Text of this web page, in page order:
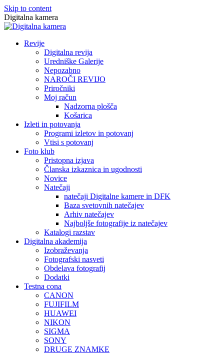
Skip to content
Digitalna kamera
Revije
Digitalna revija
Uredniške Galerije
Nepozabno
NAROČI REVIJO
Priročniki
Moj račun
Nadzorna plošča
Košarica
Izleti in potovanja
Programi izletov in potovanj
Vtisi s potovanj
Foto klub
Pristopna izjava
Članska izkaznica in ugodnosti
Novice
Natečaji
natečaji Digitalne kamere in DFK
Baza svetovnih natečajev
Arhiv natečajev
Najboljše fotografije iz natečajev
Katalogi razstav
Digitalna akademija
Izobraževanja
Fotografski nasveti
Obdelava fotografij
Dodatki
Testna cona
CANON
FUJIFILM
HUAWEI
NIKON
SIGMA
SONY
DRUGE ZNAMKE